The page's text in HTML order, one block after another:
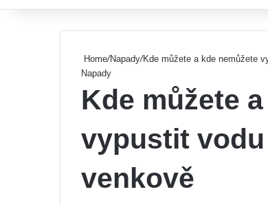
Home/Napady/Kde můžete a kde nemůžete
Napady
Kde můžete
vypustit vodu
venkově